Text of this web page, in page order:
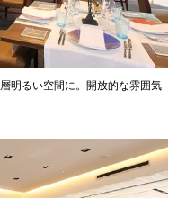
明るい空間に。開放的な雰囲気